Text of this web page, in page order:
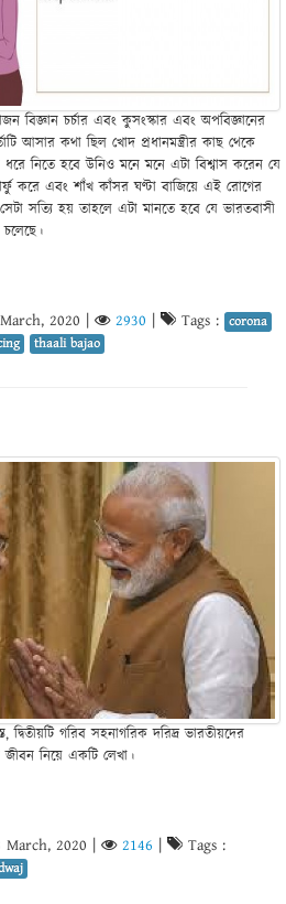
বিজ্ঞান চর্চার এবং কুসংস্কার এবং অপবিজ্ঞানের
আসার কথা ছিল খোদ প্রধানমন্ত্রীর কাছ থেকে
নিতে হবে উনিও মনে মনে এটা বিশ্বাস করেন যে
করে এবং শাঁখ কাঁসর ঘণ্টা বাজিয়ে এই রোগের
সত্যি হয় তাহলে এটা মানতে হবে যে ভারতবাসী
2020 | 2930 | Tags : corona
thaali bajao
দ্বিতীয়টি গরিব সহনাগরিক দরিদ্র ভারতীয়দের
নিয়ে একটি লেখা।
March, 2020 | 2146 | Tags :